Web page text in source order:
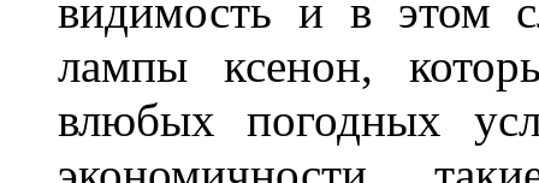
видимость и в этом
лампы ксенон,
влюбых погодных